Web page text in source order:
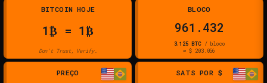
BITCOIN HOJE
1₿ = 1₿
Don't Trust, Verify.
BLOCO
961.432
3.125 BTC/ bloco
≈ $ 203.056
PREÇO SATS POR $